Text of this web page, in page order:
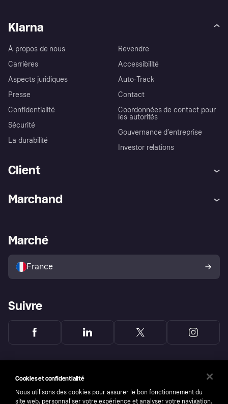
Klarna
À propos de nous
Carrières
Aspects juridiques
Presse
Confidentialité
Sécurité
La durabilité
Revendre
Accessibilité
Auto-Track
Contact
Coordonnées de contact pour
les autorités
Gouvernance d’entreprise
Investor relations
Client
Explorez les magasins
Politique de protection de
l’acheteur Klarna
Marchand
Portail Marchand
Marché
France
Suivre
Cookies et confidentialité
Nous utilisons des cookies pour assurer le bon fonctionnement du
site web, personnaliser votre expérience et analyser votre navigation.